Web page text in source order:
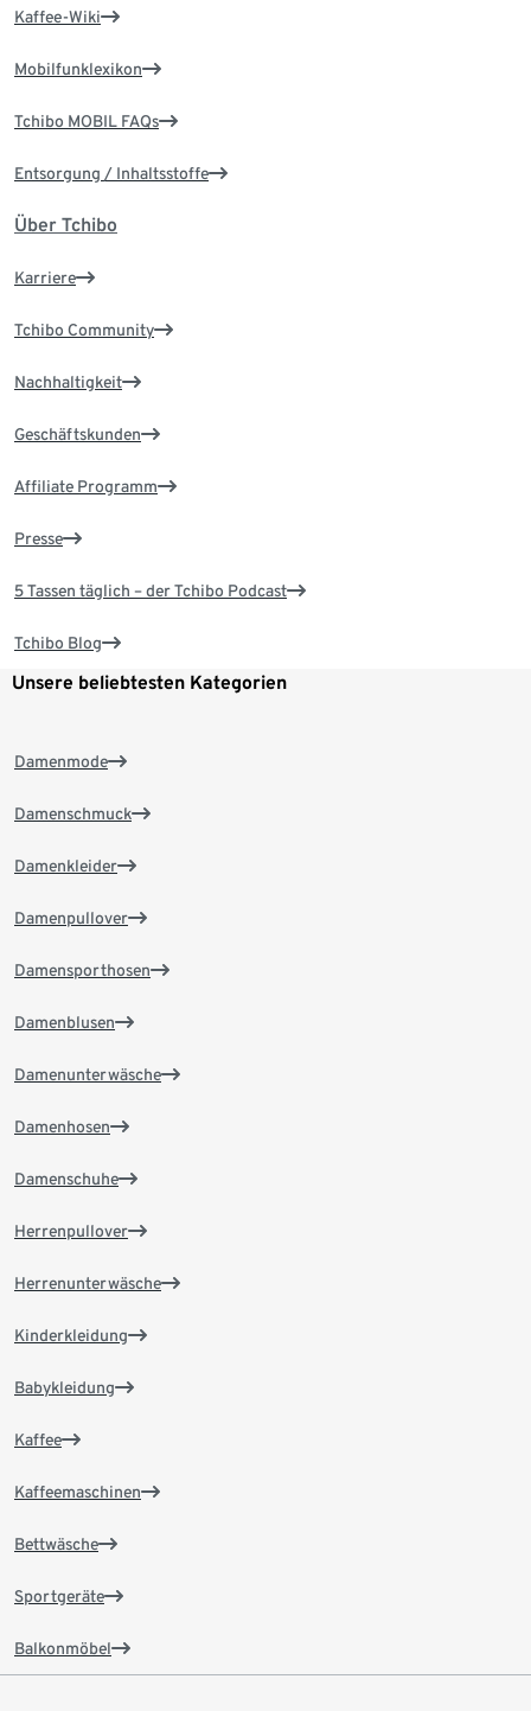
Kaffee-Wiki
Mobilfunklexikon
Tchibo MOBIL FAQs
Entsorgung / Inhaltsstoffe
Über Tchibo
Karriere
Tchibo Community
Nachhaltigkeit
Geschäftskunden
Affiliate Programm
Presse
5 Tassen täglich – der Tchibo Podcast
Tchibo Blog
Unsere beliebtesten Kategorien
Damenmode
Damenschmuck
Damenkleider
Damenpullover
Damensporthosen
Damenblusen
Damenunterwäsche
Damenhosen
Damenschuhe
Herrenpullover
Herrenunterwäsche
Kinderkleidung
Babykleidung
Kaffee
Kaffeemaschinen
Bettwäsche
Sportgeräte
Balkonmöbel